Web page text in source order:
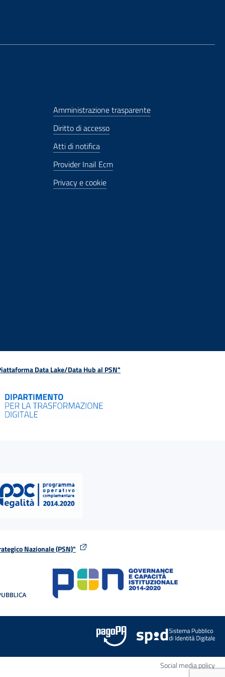
Amministrazione trasparente
Diritto di accesso
Atti di notifica
Provider Inail Ecm
Privacy e cookie
Data Lake/Data Hub al PSN"
Nazionale (PSN)"
stessa finestra
Social media policy